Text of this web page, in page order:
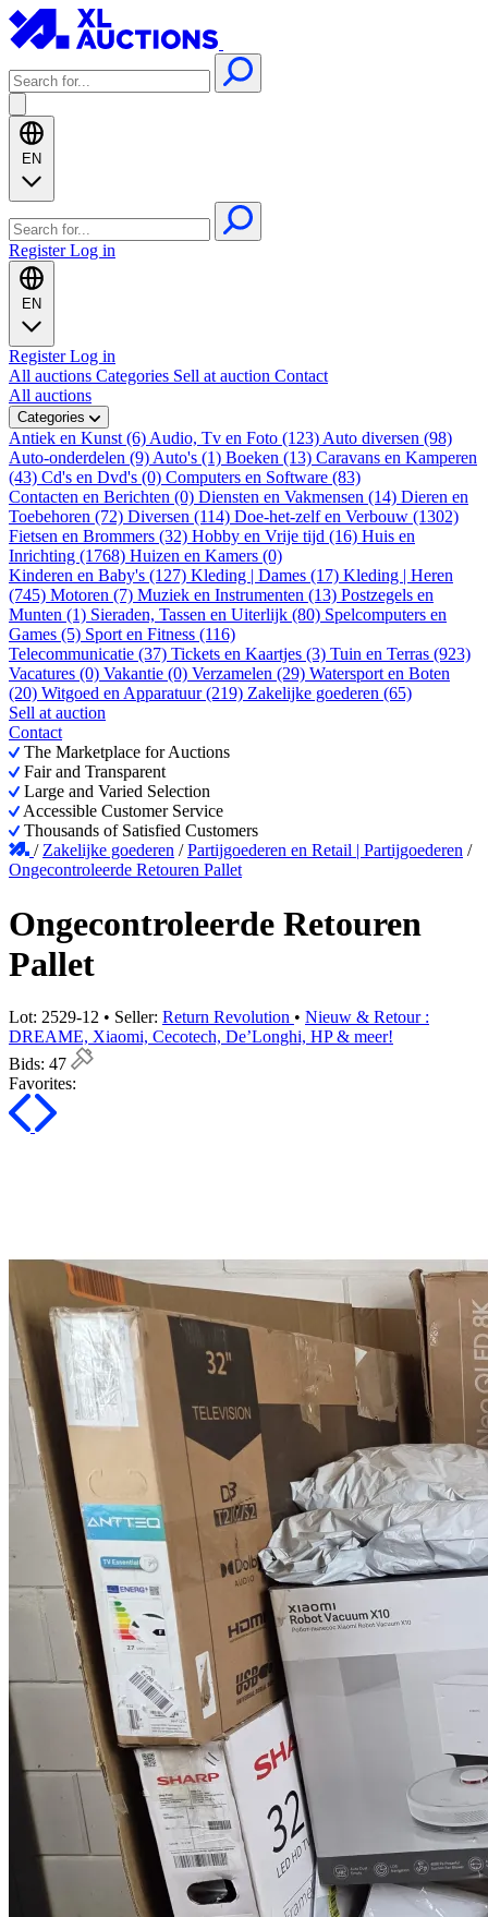
EN
RegisterLog in
EN
RegisterLog in
All auctions Categories Sell at auction Contact
All auctions
Categories
Antiek en Kunst (6) Audio, Tv en Foto (123) Auto diversen (98)
Auto-onderdelen (9) Auto's (1) Boeken (13) Caravans en Kamperen
(43) Cd's en Dvd's (0) Computers en Software (83)
Contacten en Berichten (0) Diensten en Vakmensen (14) Dieren en
Toebehoren (72) Diversen (114) Doe-het-zelf en Verbouw (1302)
Fietsen en Brommers (32) Hobby en Vrije tijd (16) Huis en
Inrichting (1768) Huizen en Kamers (0)
Kinderen en Baby's (127) Kleding | Dames (17) Kleding | Heren
(745) Motoren (7) Muziek en Instrumenten (13) Postzegels en
Munten (1) Sieraden, Tassen en Uiterlijk (80) Spelcomputers en
Games (5) Sport en Fitness (116)
Telecommunicatie (37) Tickets en Kaartjes (3) Tuin en Terras (923)
Vacatures (0) Vakantie (0) Verzamelen (29) Watersport en Boten
(20) Witgoed en Apparatuur (219) Zakelijke goederen (65)
Sell at auction
Contact
The Marketplace for Auctions
Fair and Transparent
Large and Varied Selection
Accessible Customer Service
Thousands of Satisfied Customers
/ Zakelijke goederen /Partijgoederen en Retail | Partijgoederen /
Ongecontroleerde Retouren Pallet
Ongecontroleerde Retouren
Pallet
Lot: 2529-12 • Seller: Return Revolution • Nieuw & Retour :
DREAME, Xiaomi, Cecotech, De’Longhi, HP & meer!
Bids: 47
Favorites: